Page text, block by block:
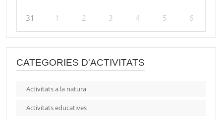
31 1 2 3 4 5 6
CATEGORIES D'ACTIVITATS
Activitats a la natura
Activitats educatives